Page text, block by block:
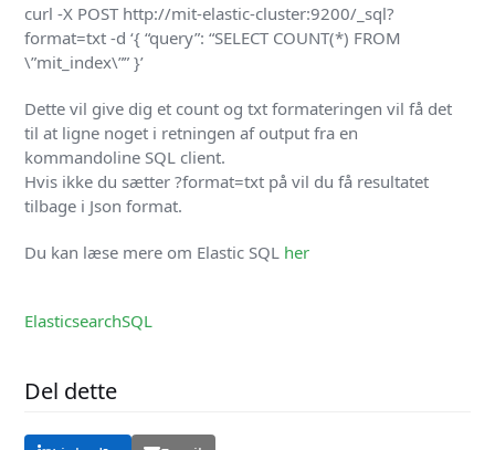
curl -X POST http://mit-elastic-cluster:9200/_sql?
format=txt -d ‘{ “query”: “SELECT COUNT(*) FROM
\”mit_index\”” }’
Dette vil give dig et count og txt formateringen vil få det
til at ligne noget i retningen af output fra en
kommandoline SQL client.
Hvis ikke du sætter ?format=txt på vil du få resultatet
tilbage i Json format.
Du kan læse mere om Elastic SQL her
ElasticsearchSQL
Del dette